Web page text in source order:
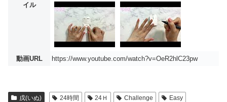
イル
動画URL https://www.youtube.com/watch?v=OeR2hlC23pw
戌(いぬ) 24時間 24Ｈ Challenge
Easy